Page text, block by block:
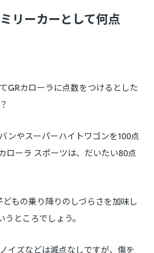
リーカーとして何点
GRカローラに点数をつけるとした
ンやスーパーハイトワゴンを100点
ローラ スポーツは、だいたい80点
もの乗り降りのしづらさを加味し
ところでしょう。
イズなどは減点なしですが、傷を